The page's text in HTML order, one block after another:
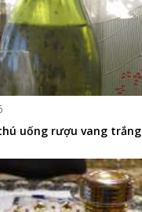
uống rượu vang trắng